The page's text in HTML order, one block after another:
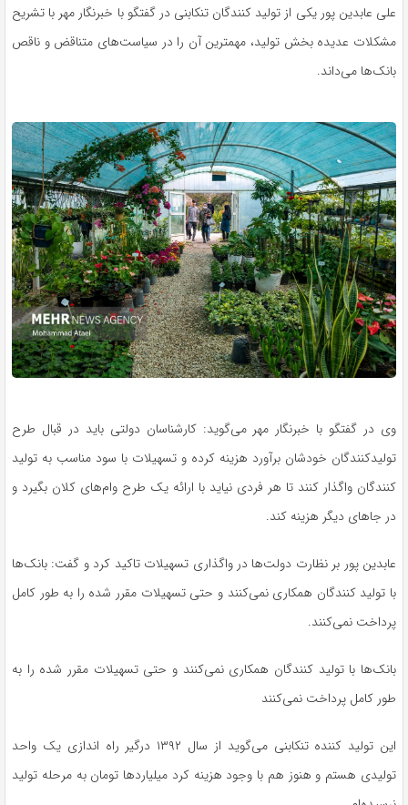
علی عابدین پور یکی از تولید کنندگان تنکابنی در گفتگو با خبرنگار مهر با تشریح
مشکلات عدیده بخش تولید، مهمترین آن را در سیاست‌های متناقض و ناقص
بانک‌ها می‌داند.
وی در گفتگو با خبرنگار مهر می‌گوید: کارشناسان دولتی باید در قبال طرح
تولیدکنندگان خودشان برآورد هزینه کرده و تسهیلات با سود مناسب به تولید
کنندگان واگذار کنند تا هر فردی نیاید با ارائه یک طرح وام‌های کلان بگیرد و
در جاهای دیگر هزینه کند.
عابدین پور بر نظارت دولت‌ها در واگذاری تسهیلات تاکید کرد و گفت: بانک‌ها
با تولید کنندگان همکاری نمی‌کنند و حتی تسهیلات مقرر شده را به طور کامل
پرداخت نمی‌کنند.
بانک‌ها با تولید کنندگان همکاری نمی‌کنند و حتی تسهیلات مقرر شده را به
طور کامل پرداخت نمی‌کنند
این تولید کننده تنکابنی می‌گوید از سال ۱۳۹۲ درگیر راه اندازی یک واحد
تولیدی هستم و هنوز هم با وجود هزینه کرد میلیاردها تومان به مرحله تولید